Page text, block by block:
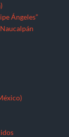
Ángeles”